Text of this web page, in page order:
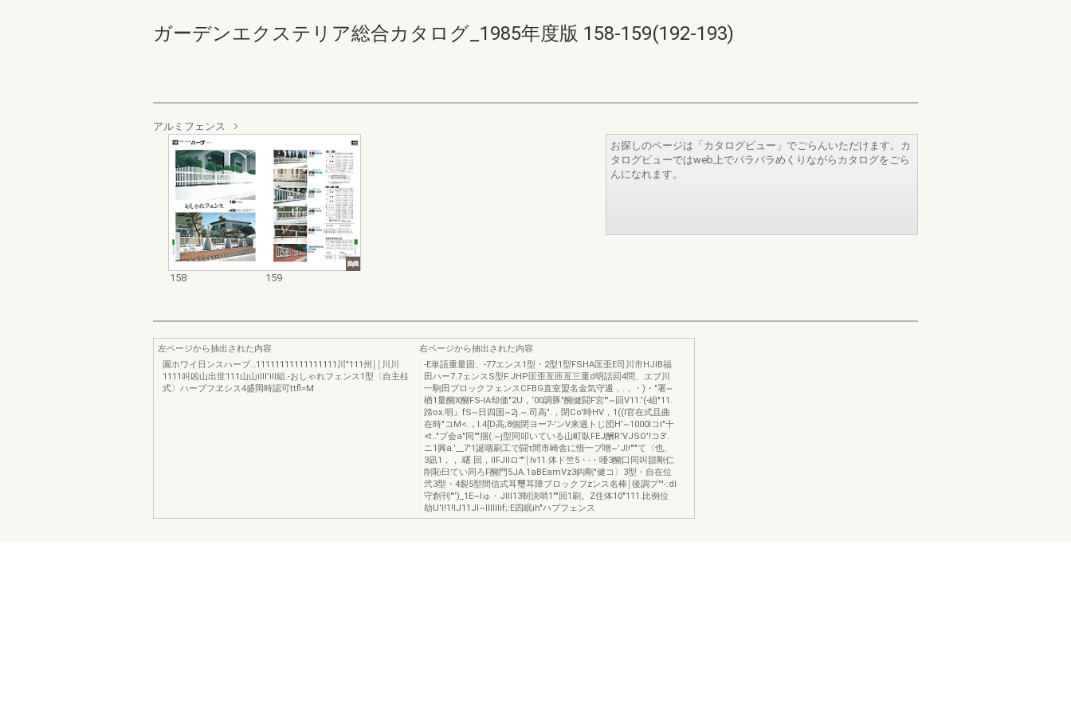
ガーデンエクステリア総合カタログ_1985年度版 158-159(192-193)
アルミフェンス
158 159
お探しのページは「カタログビュー」でごらんいただけます。カ
タログビューではweb上でパラパラめくりながらカタログをごら
んになれます。
左ページから抽出された内容
園ホワイ日ンスハーブ…11111111111111111川"111州￨￨川川
1111叫凶山出世111山山illl'ill組.-おしゃれフェンス1型〈自主柱
式〉ハープフヱシス4盛岡時認可ttfl=M
右ページから抽出された内容
-E単語重量固、-77エンス1型・2型1型FSHA匡歪E司川市HJIB福
田ハー7.7ェンスS型F.JHP匡歪亙匝亙三重d明話回4問、エプ川
一駒田プロックフェンスCFBG直室盟名金気守遁，.，・)・"署~
楢1量醐X醐FS-IA却価"2U，‘00調豚"醐健闘F宮"'~回V11.'(-岨"11.
蹄ox.明』fS~日四国~2j.~.司高".，閉Co'時HV，1((l官在式且曲
在時"コM<.，l.4[D高;8個閉ヨー7-'ンV来過トじ団H'~1000lコl"十
<t.."プ会a"同""掴(.~j型同叩いている山町臥FEJ酬R'VJSO'!コ3'.
ニ1興a.'__7'1誕咽刷工で闘τ間市崎舎に惜一プ噌~'JI!"'"て〈也、
3凪1，，.曙.回，lIFJIlロ'"'￨Iv11.体ド竺5・-・唖3醐口同叫甜剛仁
削恥臼てい同ろF醐門5JA.1aBEamVz3鈎剛"健コ〉3型・自在位
弐3型・4裂5型間信式耳璽耳障ブロックフzンス名棒￨後調プ'''-:dI
守創刊"'‘)_1E~lゅ・JIII13制決哨1""回1刷。Z住体10"111.比例位
劫U'I!1!IJ11Jl~llllllif;:E四眠ih"ハプフェンス